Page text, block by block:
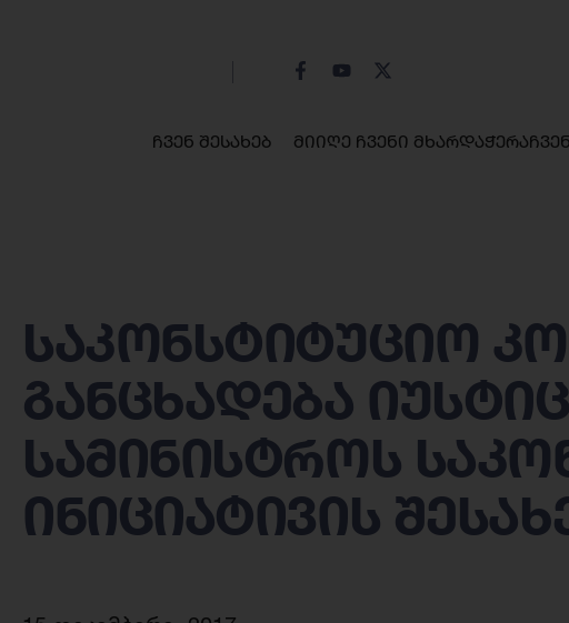
ჩვენ შესახებ მიიღე ჩვენი მხარდაჭერა
საკონსტიტუციო
განცხადება
სამინისტროს
ინიციატივის